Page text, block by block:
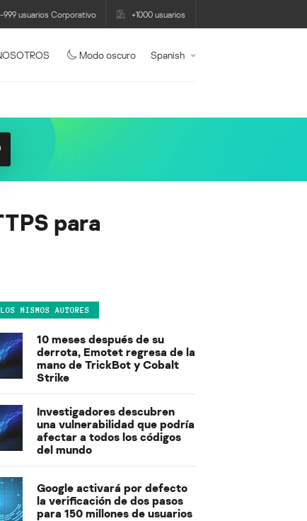
999 usuarios Corporativo +1000 usuarios
Modo oscuro Spanish
para
MISMOS AUTORES
10 meses después de su
derrota, Emotet regresa de la
mano de TrickBot y Cobalt
Strike
Investigadores descubren
una vulnerabilidad que podría
afectar a todos los códigos
del mundo
Google activará por defecto
la verificación de dos pasos
para 150 millones de usuarios